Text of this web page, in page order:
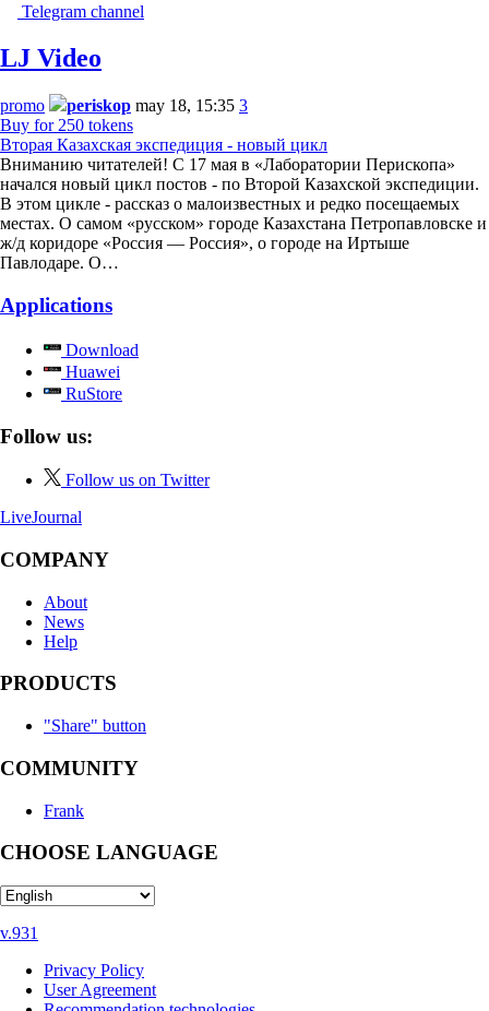
Telegram channel
LJ Video
promo periskop may 18, 15:35 3
Buy for 250 tokens
Вторая Казахская экспедиция - новый цикл
Вниманию читателей! С 17 мая в «Лаборатории Перископа»
начался новый цикл постов - по Второй Казахской экспедиции.
В этом цикле - рассказ о малоизвестных и редко посещаемых
местах. О самом «русском» городе Казахстана Петропавловске и
ж/д коридоре «Россия — Россия», о городе на Иртыше
Павлодаре. О…
Applications
Download
Huawei
RuStore
Follow us:
Follow us on Twitter
LiveJournal
COMPANY
About
News
Help
PRODUCTS
"Share" button
COMMUNITY
Frank
CHOOSE LANGUAGE
v.931
Privacy Policy
User Agreement